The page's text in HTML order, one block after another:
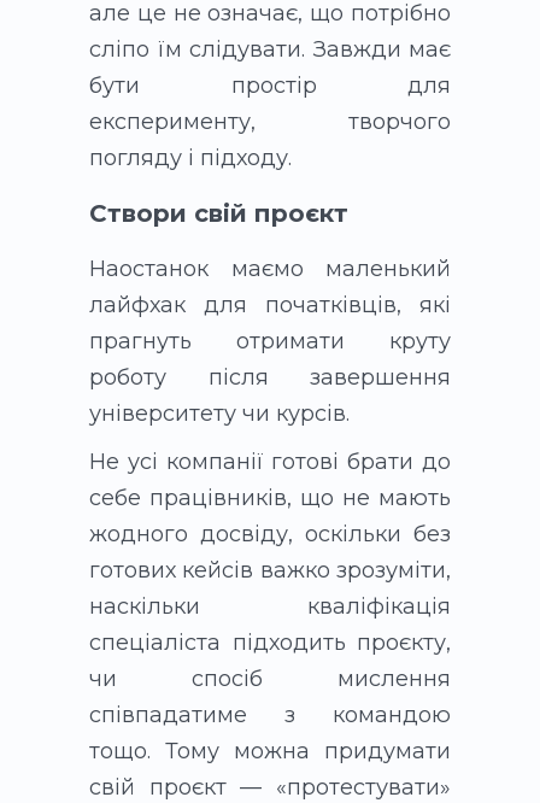
але це не означає, що потрібно
сліпо їм слідувати. Завжди має
бути простір для
експерименту, творчого
погляду і підходу.
Створи свій проєкт
Наостанок маємо маленький
лайфхак для початківців, які
прагнуть отримати круту
роботу після завершення
університету чи курсів.
Не усі компанії готові брати до
себе працівників, що не мають
жодного досвіду, оскільки без
готових кейсів важко зрозуміти,
наскільки кваліфікація
спеціаліста підходить проєкту,
чи спосіб мислення
співпадатиме з командою
тощо. Тому можна придумати
свій проєкт — «протестувати»